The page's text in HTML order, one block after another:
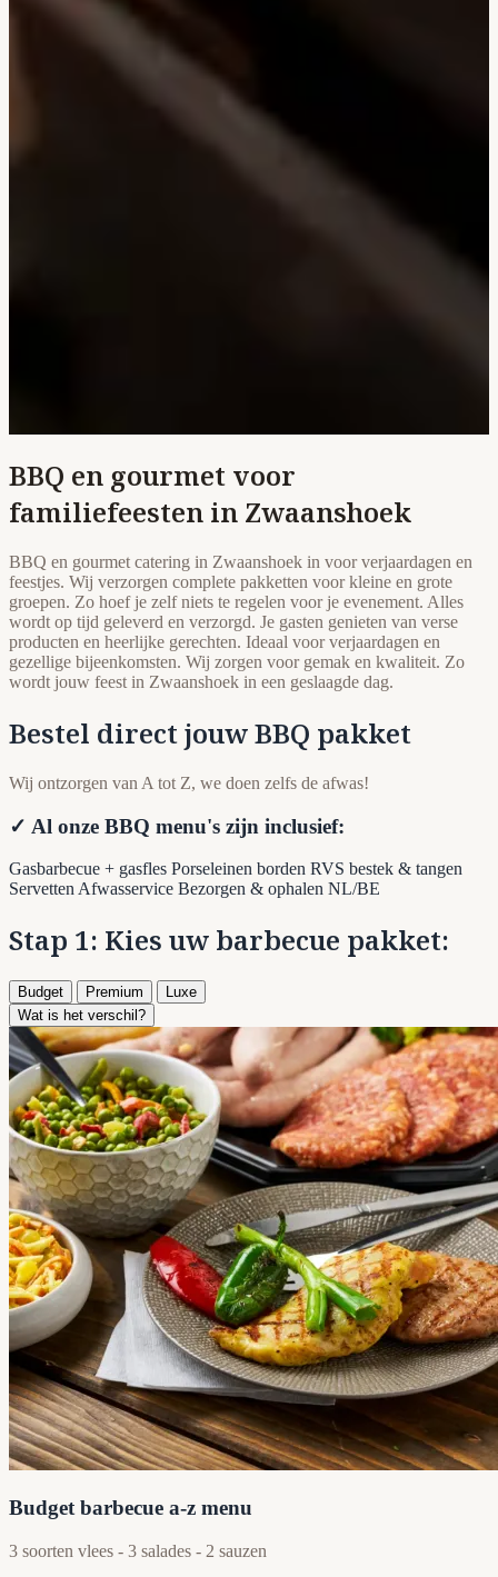
BBQ en gourmet voor
familiefeesten in Zwaanshoek
BBQ en gourmet catering in Zwaanshoek in voor verjaardagen en
feestjes. Wij verzorgen complete pakketten voor kleine en grote
groepen. Zo hoef je zelf niets te regelen voor je evenement. Alles
wordt op tijd geleverd en verzorgd. Je gasten genieten van verse
producten en heerlijke gerechten. Ideaal voor verjaardagen en
gezellige bijeenkomsten. Wij zorgen voor gemak en kwaliteit. Zo
wordt jouw feest in Zwaanshoek in een geslaagde dag.
Bestel direct jouw BBQ pakket
Wij ontzorgen van A tot Z, we doen zelfs de afwas!
✓ Al onze BBQ menu's zijn inclusief:
Gasbarbecue + gasfles Porseleinen borden RVS bestek & tangen
Servetten Afwasservice Bezorgen & ophalen NL/BE
Stap 1: Kies uw barbecue pakket:
Budget Premium
Luxe
Wat is het verschil?
Budget barbecue a-z menu
3 soorten vlees - 3 salades - 2 sauzen